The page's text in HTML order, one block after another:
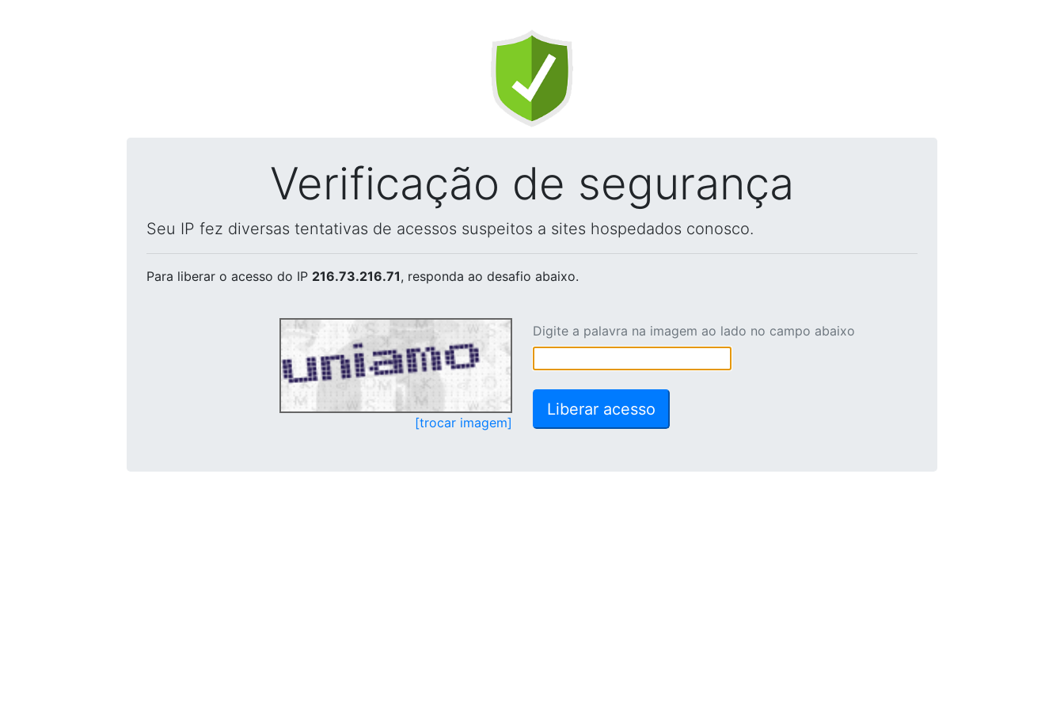
Verificação de segurança
Seu IP fez diversas tentativas de acessos suspeitos a sites hospedados conosco.
Para liberar o acesso do IP 216.73.216.71, responda ao desafio abaixo.
[trocar imagem]
Digite a palavra na imagem ao lado no campo abaixo